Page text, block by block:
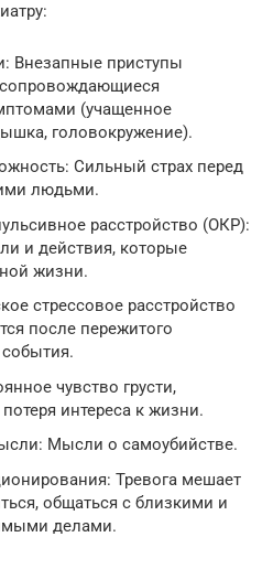
Внезапные приступы
сопровождающиеся
(учащенное
головокружение).
Сильный страх перед
людьми.
расстройство (ОКР):
и действия, которые
жизни.
стрессовое расстройство
после пережитого
чувство грусти,
интереса к жизни.
Мысли о самоубийстве.
Тревога мешает
общаться с близкими и
делами.